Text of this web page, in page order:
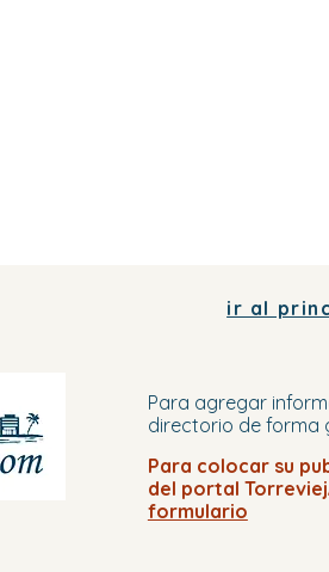
ir al
Para agregar
directorio de forma
Para colocar su
del portal
formulario